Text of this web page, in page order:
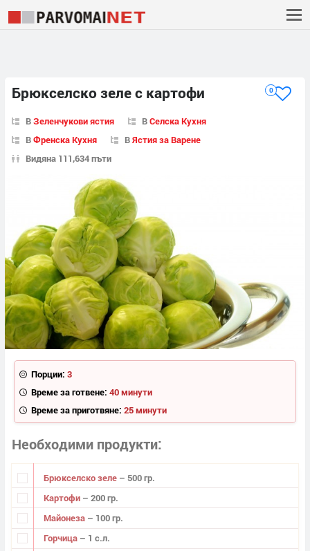
Брюкселско зеле с картофи 0
ВЗеленчукови ястия ВСелска Кухня
ВФренска Кухня ВЯстия за Варене
Видяна 111,634 пъти
Порции: 3
Време за готвене: 40 минути
Време за приготвяне: 25 минути
Необходими продукти
Брюкселско зеле – 500 гр.
Картофи – 200 гр.
Майонеза – 100 гр.
Горчица – 1 с.л.